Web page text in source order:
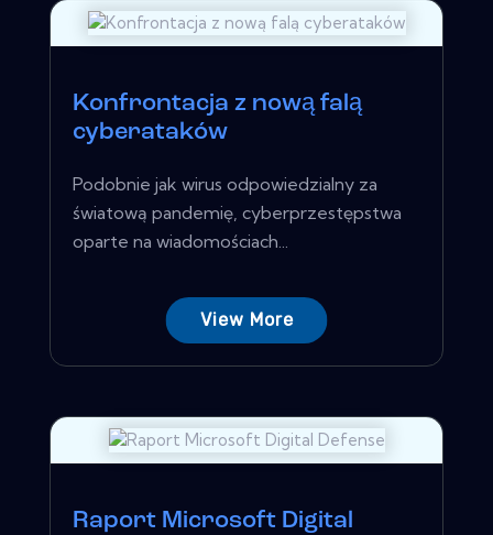
Konfrontacja z nową falą
cyberataków
Podobnie jak wirus odpowiedzialny za
światową pandemię, cyberprzestępstwa
oparte na wiadomościach...
View More
Raport Microsoft Digital